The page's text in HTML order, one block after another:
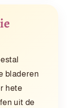
bladeren
hete
uit de